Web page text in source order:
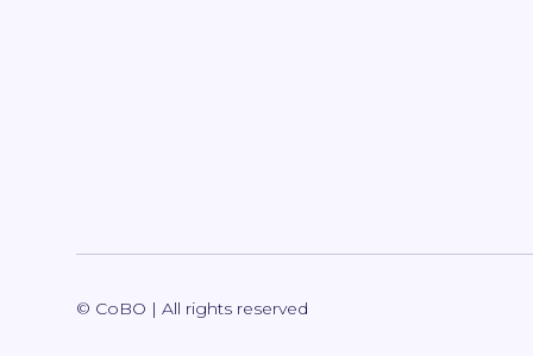
© CoBO | All rights reserved